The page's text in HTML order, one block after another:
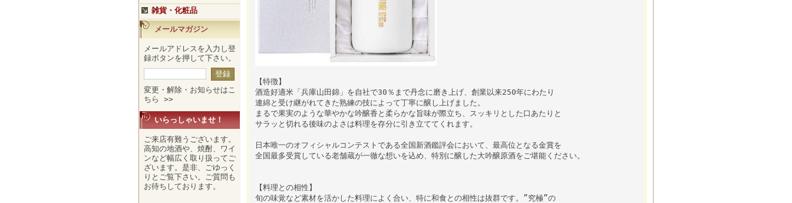
雑貨・化粧品
メールマガジン
メールアドレスを入力し登
録ボタンを押して下さい。
変更・解除・お知らせはこ
ちら >>
いらっしゃいませ！
ご来店有難うございます。
高知の地酒や、焼酎、ワイ
ンなど幅広く取り扱ってご
ざいます。是非、ごゆっく
りとご覧下さい。ご質問も
お待ちしております。
【特徴】
酒造好適米「兵庫山田錦」を自社で30％まで丹念に磨き上げ、創業以来250年にわたり
連綿と受け継がれてきた熟練の技によって丁寧に醸し上げました。
まるで果実のような華やかな吟醸香と柔らかな旨味が際立ち、スッキリとした口あたりと
サラッと切れる後味のよさは料理を存分に引き立ててくれます。
日本唯一のオフィシャルコンテストである全国新酒鑑評会において、最高位となる金賞を
全国最多受賞している老舗蔵が一徹な想いを込め、特別に醸した大吟醸原酒をご堪能ください。
【料理との相性】
旬の味覚など素材を活かした料理によく合い、特に和食との相性は抜群です。”究極”の